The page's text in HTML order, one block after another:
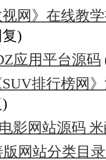
网》在线教
)
应用平台源码
排行榜网
影网站源码
网站分类目